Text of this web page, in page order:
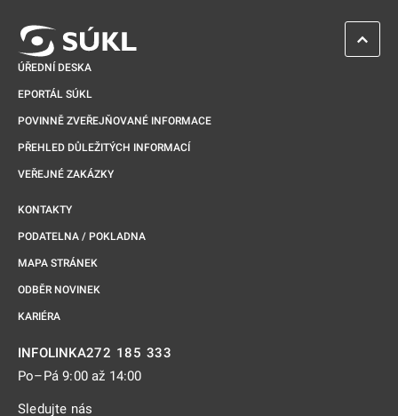
ÚŘEDNÍ DESKA
EPORTÁL SÚKL
POVINNĚ ZVEŘEJŇOVANÉ INFORMACE
PŘEHLED DŮLEŽITÝCH INFORMACÍ
VEŘEJNÉ ZAKÁZKY
KONTAKTY
PODATELNA / POKLADNA
MAPA STRÁNEK
ODBĚR NOVINEK
KARIÉRA
INFOLINKA272 185 333
Po–Pá 9:00 až 14:00
Sledujte nás
ZPĚT